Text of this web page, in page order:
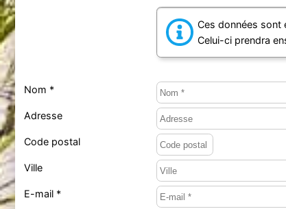
Ces données sont
Celui-ci prendra
Nom *
Adresse
Code postal
Ville
E-mail *